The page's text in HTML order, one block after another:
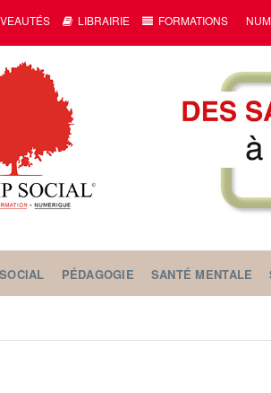
LIBRAIRIE FORMATIONS
PÉDAGOGIE SANTÉ MENTALE